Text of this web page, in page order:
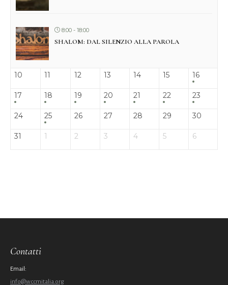
8:00 - 18:00
SHALOM: DAL SILENZIO ALLA PAROLA
10 11 12 13 14 15 16
17 18 19 20 21 22 23
24 25 26 27 28 29 30
31 1 2 3 4 5 6
Contatti
Email:
info@wccmitalia.org